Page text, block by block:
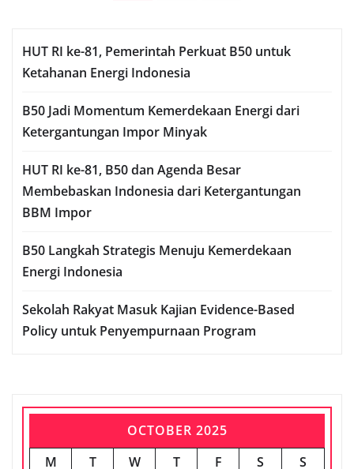
pagination
HUT RI ke-81, Pemerintah Perkuat B50 untuk
Ketahanan Energi Indonesia
B50 Jadi Momentum Kemerdekaan Energi dari
Ketergantungan Impor Minyak
HUT RI ke-81, B50 dan Agenda Besar
Membebaskan Indonesia dari Ketergantungan
BBM Impor
B50 Langkah Strategis Menuju Kemerdekaan
Energi Indonesia
Sekolah Rakyat Masuk Kajian Evidence-Based
Policy untuk Penyempurnaan Program
OCTOBER 2025
M
T W T F S
S